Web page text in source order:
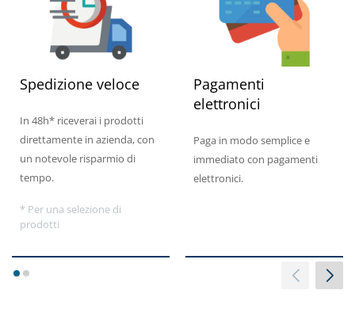
Spedizione veloce
In 48h* riceverai i prodotti
direttamente in azienda, con
un notevole risparmio di
tempo.
* Per una selezione di
prodotti
Pagamenti
elettronici
Paga in modo semplice e
immediato con pagamenti
elettronici.
12